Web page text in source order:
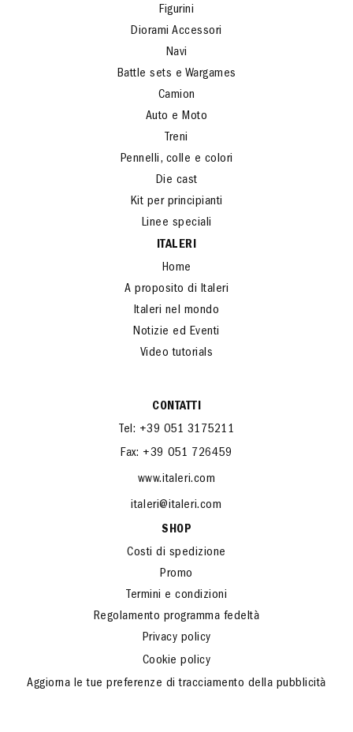
Figurini
Diorami Accessori
Navi
Battle sets e Wargames
Camion
Auto e Moto
Treni
Pennelli, colle e colori
Die cast
Kit per principianti
Linee speciali
ITALERI
Home
A proposito di Italeri
Italeri nel mondo
Notizie ed Eventi
Video tutorials
CONTATTI
Tel: +39 051 3175211
Fax: +39 051 726459
www.italeri.com
italeri@italeri.com
SHOP
Costi di spedizione
Promo
Termini e condizioni
Regolamento programma fedeltà
Privacy policy
Cookie policy
Aggiorna le tue preferenze di tracciamento della pubblicità